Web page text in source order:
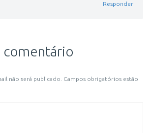
Responder
comentário
não será publicado. Campos obrigatórios estão